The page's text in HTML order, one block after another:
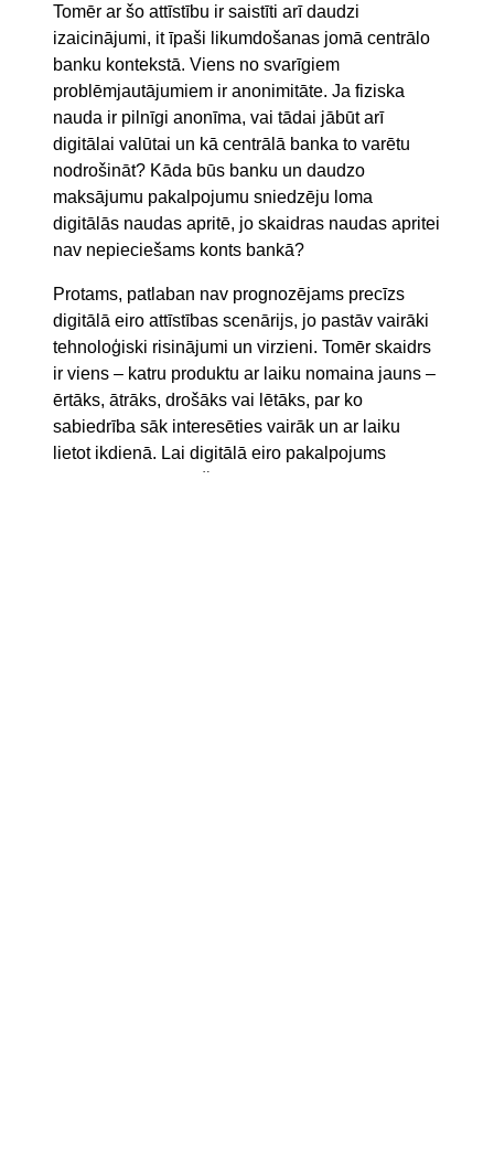
Tomēr ar šo attīstību ir saistīti arī daudzi
izaicinājumi, it īpaši likumdošanas jomā centrālo
banku kontekstā. Viens no svarīgiem
problēmjautājumiem ir anonimitāte. Ja fiziska
nauda ir pilnīgi anonīma, vai tādai jābūt arī
digitālai valūtai un kā centrālā banka to varētu
nodrošināt? Kāda būs banku un daudzo
maksājumu pakalpojumu sniedzēju loma
digitālās naudas apritē, jo skaidras naudas apritei
nav nepieciešams konts bankā?
Protams, patlaban nav prognozējams precīzs
digitālā eiro attīstības scenārijs, jo pastāv vairāki
tehnoloģiski risinājumi un virzieni. Tomēr skaidrs
ir viens – katru produktu ar laiku nomaina jauns –
ērtāks, ātrāks, drošāks vai lētāks, par ko
sabiedrība sāk interesēties vairāk un ar laiku
lietot ikdienā. Lai digitālā eiro pakalpojums